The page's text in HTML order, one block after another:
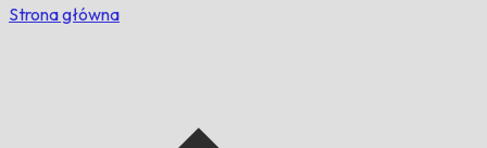
Strona główna